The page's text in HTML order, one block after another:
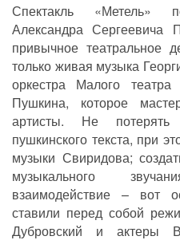
Спектакль «Метель»
Александра
привычное театральное
только живая музыка
оркестра Малого
Пушкина, которое
артисты. Не потерять
пушкинского текста, при
музыки Свиридова;
музыкального
взаимодействие – вот
ставили перед собой
Дубровский и актеры